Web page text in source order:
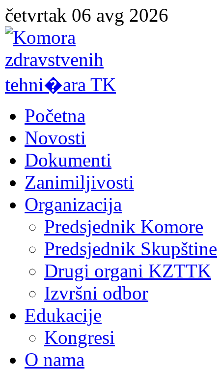
četvrtak 06 avg 2026
Početna
Novosti
Dokumenti
Zanimiljivosti
Organizacija
Predsjednik Komore
Predsjednik Skupštine
Drugi organi KZTTK
Izvršni odbor
Edukacije
Kongresi
O nama